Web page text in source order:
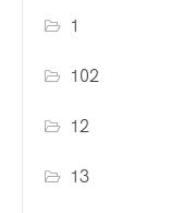
1
102
12
13